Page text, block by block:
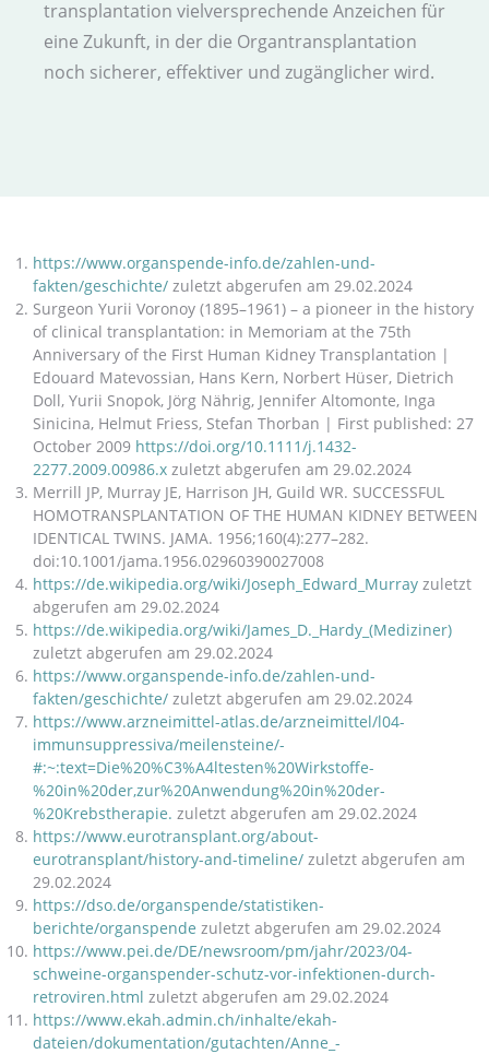
transplantation viel­versprechende An­zeichen für
eine Zukunft, in der die Organ­transplantation
noch sicherer, effektiver und zugänglicher wird.
https://www.organspende-info.de/zahlen-und-
fakten/geschichte/ zuletzt abgerufen am 29.02.2024
Surgeon Yurii Voronoy (1895–1961) – a pioneer in the history
of clinical transplantation: in Memoriam at the 75th
Anniversary of the First Human Kidney Transplantation |
Edouard Matevossian, Hans Kern, Norbert Hüser, Dietrich
Doll, Yurii Snopok, Jörg Nährig, Jennifer Altomonte, Inga
Sinicina, Helmut Friess, Stefan Thorban | First published: 27
October 2009 https://doi.org/10.1111/j.1432-
2277.2009.00986.x zuletzt abgerufen am 29.02.2024
Merrill JP, Murray JE, Harrison JH, Guild WR. SUCCESSFUL
HOMOTRANSPLANTATION OF THE HUMAN KIDNEY BETWEEN
IDENTICAL TWINS. JAMA. 1956;160(4):277–282.
doi:10.1001/jama.1956.02960390027008
https://de.wikipedia.org/wiki/Joseph_Edward­_Murray zuletzt
abgerufen am 29.02.2024
https://de.wikipedia.org/wiki/James_D._Hardy­_(Mediziner)
zuletzt abgerufen am 29.02.2024
https://www.organspende-info.de/zahlen-und-
fakten/geschichte/ zuletzt abgerufen am 29.02.2024
https://www.arzneimittel-atlas.de/arzneimittel/l04-
immunsuppressiva/meilensteine/­
#:~:text=Die%20%C3%A4ltesten%20Wirkstoffe­
%20in%20der,zur%20Anwendung%20in%20der­
%20Krebstherapie. zuletzt abgerufen am 29.02.2024
https://www.eurotransplant.org/about-
eurotransplant/history-and-timeline/ zuletzt abgerufen am
29.02.2024
https://dso.de/organspende/statistiken-
berichte/organspende zuletzt abgerufen am 29.02.2024
https://www.pei.de/DE/newsroom/pm/jahr/2023/­04-
schweine-organspender-schutz-vor-infektionen-durch-
retroviren.html zuletzt abgerufen am 29.02.2024
https://www.ekah.admin.ch/inhalte/ekah-
dateien/dokumentation/gutachten/Anne_­